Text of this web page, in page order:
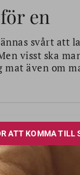
en
svårt att
visst ska
mat även om